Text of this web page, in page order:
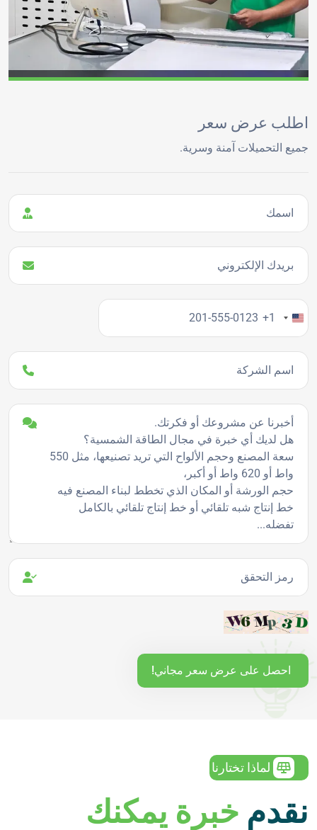
اطلب عرض سعر
جميع التحميلات آمنة وسرية.
اسمك
بريدك الإلكتروني
رقم هاتفك
+1
اسم الشركة
تفاصيل المشروع
رمز التحقق
احصل على عرض سعر مجاني!
لماذا تختارنا
نقدم خبرة يمكنك